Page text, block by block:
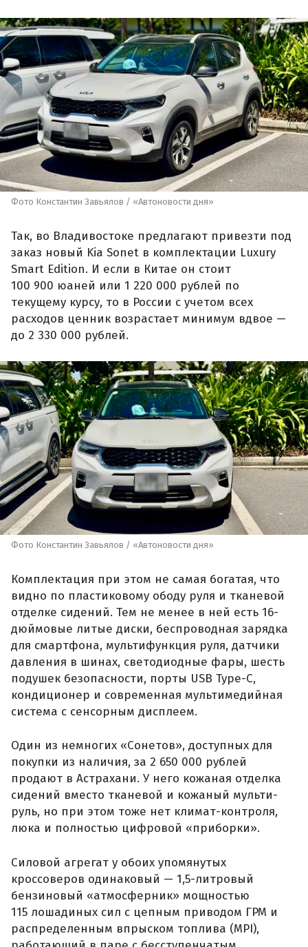
Фото Константин Завьялов / «Автоновости дня»
Так, во Владивостоке предлагают привезти под
заказ новый Kia Sonet в комплектации Luxury
Smart Edition. И если в Китае он стоит
100 900 юаней или 1 220 000 рублей по
текущему курсу, то в России с учетом всех
расходов ценник возрастает минимум вдвое —
до 2 330 000 рублей.
Фото Константин Завьялов / «Автоновости дня»
Комплектация при этом не самая богатая, что
видно по пластиковому ободу руля и тканевой
отделке сидений. Тем не менее в ней есть 16-
дюймовые литые диски, беспроводная зарядка
для смартфона, мультифункция руля, датчики
давления в шинах, светодиодные фары, шесть
подушек безопасности, порты USB Type-C,
кондиционер и современная мультимедийная
система с сенсорным дисплеем.
Один из немногих «Сонетов», доступных для
покупки из наличия, за 2 650 000 рублей
продают в Астрахани. У него кожаная отделка
сидений вместо тканевой и кожаный мульти-
руль, но при этом тоже нет климат-контроля,
люка и полностью цифровой «приборки».
Силовой агрегат у обоих упомянутых
кроссоверов одинаковый — 1,5-литровый
бензиновый «атмосферник» мощностью
115 лошадиных сил с цепным приводом ГРМ и
распределенным впрыском топлива (MPI),